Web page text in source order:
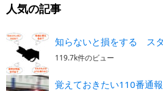
人気の記事
知らないと損をする ス
119.7k件のビュー
覚えておきたい110番通